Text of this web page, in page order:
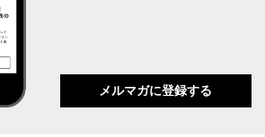
メルマガに登録する